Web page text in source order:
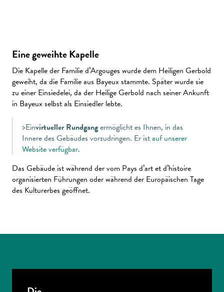
Eine geweihte Kapelle
Die Kapelle der Familie d’Argouges wurde dem Heiligen Gerbold
geweiht, da die Familie aus Bayeux stammte. Später wurde sie
zu einer Einsiedelei, da der Heilige Gerbold nach seiner Ankunft
in Bayeux selbst als Einsiedler lebte.
>Einvirtueller Rundgangermöglicht es Ihnen, in das
Innere des Gebäudes vorzudringen. Er istauf unserer
Website verfügbar.
Das Gebäude ist während der vom Pays d’art et d’histoire
organisierten Führungen oder während der Europäischen Tage
des Kulturerbes geöffnet.